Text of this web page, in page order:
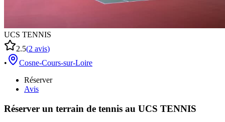
UCS TENNIS
2.5(2 avis)
•
Cosne-Cours-sur-Loire
Réserver
Avis
Réserver un terrain de tennis au UCS TENNIS